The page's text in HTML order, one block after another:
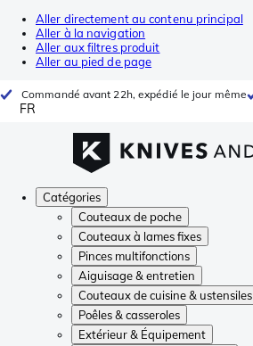
Aller directement au contenu principal
Aller à la navigation
Aller aux filtres produit
Aller au pied de page
Commandé avant 22h, expédié le jour même
FR
Catégories
Couteaux de poche
Couteaux à lames fixes
Pinces multifonctions
Aiguisage & entretien
Couteaux de cuisine & ustensiles
Poêles & casseroles
Extérieur & Équipement